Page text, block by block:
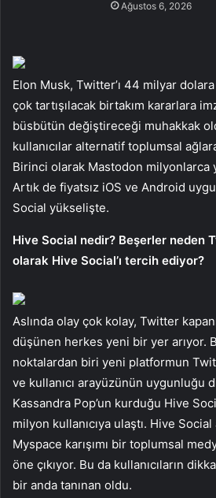
Ağustos 6, 2026
Elon Musk, Twitter’ı 44 milyar
çok tartışılacak birtakım kararlara
büsbütün değiştireceği muhakkak
kullanıcılar alternatif toplumsal
Birinci olarak Mastodon milyonlarca
Artık de fiyatsız iOS ve Android
Social yükselişte.
Hive Social nedir? Beşerler neden
olarak Hive Social’ı tercih ediyor?
Aslında olay çok kolay, Twitter
düşünen herkes yeni bir yer arıyor.
noktalardan biri yeni platformun
ve kullanıcı arayüzünün uygunluğu
Kassandra Pop’un kurduğu Hive
milyon kullanıcıya ulaştı. Hive
Myspace karışımı bir toplumsal
öne çıkıyor. Bu da kullanıcıların
bir anda tanınan oldu.